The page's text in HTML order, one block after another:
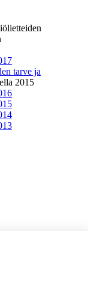
tarve ja
2015